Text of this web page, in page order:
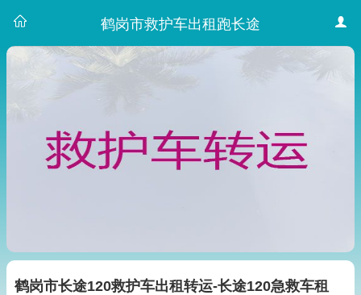
鹤岗市救护车出租跑长途
鹤岗市长途120救护车出租转运-长途120急救车租